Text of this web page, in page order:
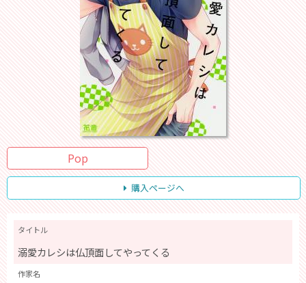
Pop
購入ページへ
タイトル
溺愛カレシは仏頂面してやってくる
作家名